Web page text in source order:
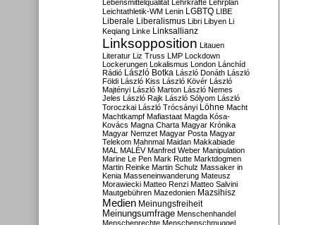
Lebensmittelqualität Lehrkräfte Lehrplan
Leichtathletik-WM Lenin LGBTQ LIBE
Liberale Liberalismus Libri Libyen Li
Keqiang Linke Linksallianz
Linksopposition Litauen
Literatur Liz Truss LMP Lockdown
Lockerungen Lokalismus London Lánchíd
Rádió
László Botka László Donáth László
Földi László Kiss László Kövér László
Majtényi László Marton László Nemes
Jeles László Rajk László Sólyom László
Toroczkai László Trócsányi Löhne Macht
Machtkampf Mafiastaat Magda Kósa-
Kovács Magna Charta Magyar Krónika
Magyar Nemzet Magyar Posta Magyar
Telekom Mahnmal Maidan Makkabiade
MAL MALÉV Manfred Weber Manipulation
Marine Le Pen Mark Rutte Marktdogmen
Martin Reinke Martin Schulz Massaker in
Kenia Masseneinwanderung Mateusz
Morawiecki Matteo Renzi Matteo Salvini
Mautgebühren Mazedonien Mazsihisz
Medien Meinungsfreiheit
Meinungsumfrage Menschenhandel
Menschenrechte Menschenschmuggel